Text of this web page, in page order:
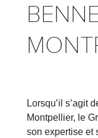
Lorsqu’il s’agit
Montpellier, le
son expertise et